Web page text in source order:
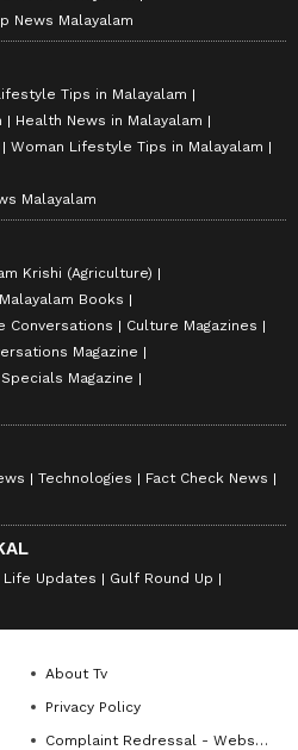
News Malayalam
Tips in Malayalam
Health News in Malayalam
Woman Lifestyle Tips in Malayalam
Malayalam
Krishi (Agriculture)
Malayalam Books
Conversations
Culture Magazines
Magazine
Magazine
Technologies
Fact Check News
Life Updates
Gulf Round Up
About Tv
Privacy Policy
Complaint Redressal - Website